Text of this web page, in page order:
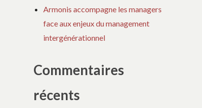
Armonis accompagne les managers
face aux enjeux du management
intergénérationnel
Commentaires
récents